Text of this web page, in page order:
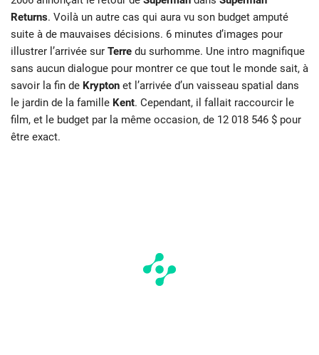
Returns. Voilà un autre cas qui aura vu son budget amputé
suite à de mauvaises décisions. 6 minutes d’images pour
illustrer l’arrivée sur Terre du surhomme. Une intro magnifique
sans aucun dialogue pour montrer ce que tout le monde sait, à
savoir la fin de Krypton et l’arrivée d’un vaisseau spatial dans
le jardin de la famille Kent. Cependant, il fallait raccourcir le
film, et le budget par la même occasion, de 12 018 546 $ pour
être exact.